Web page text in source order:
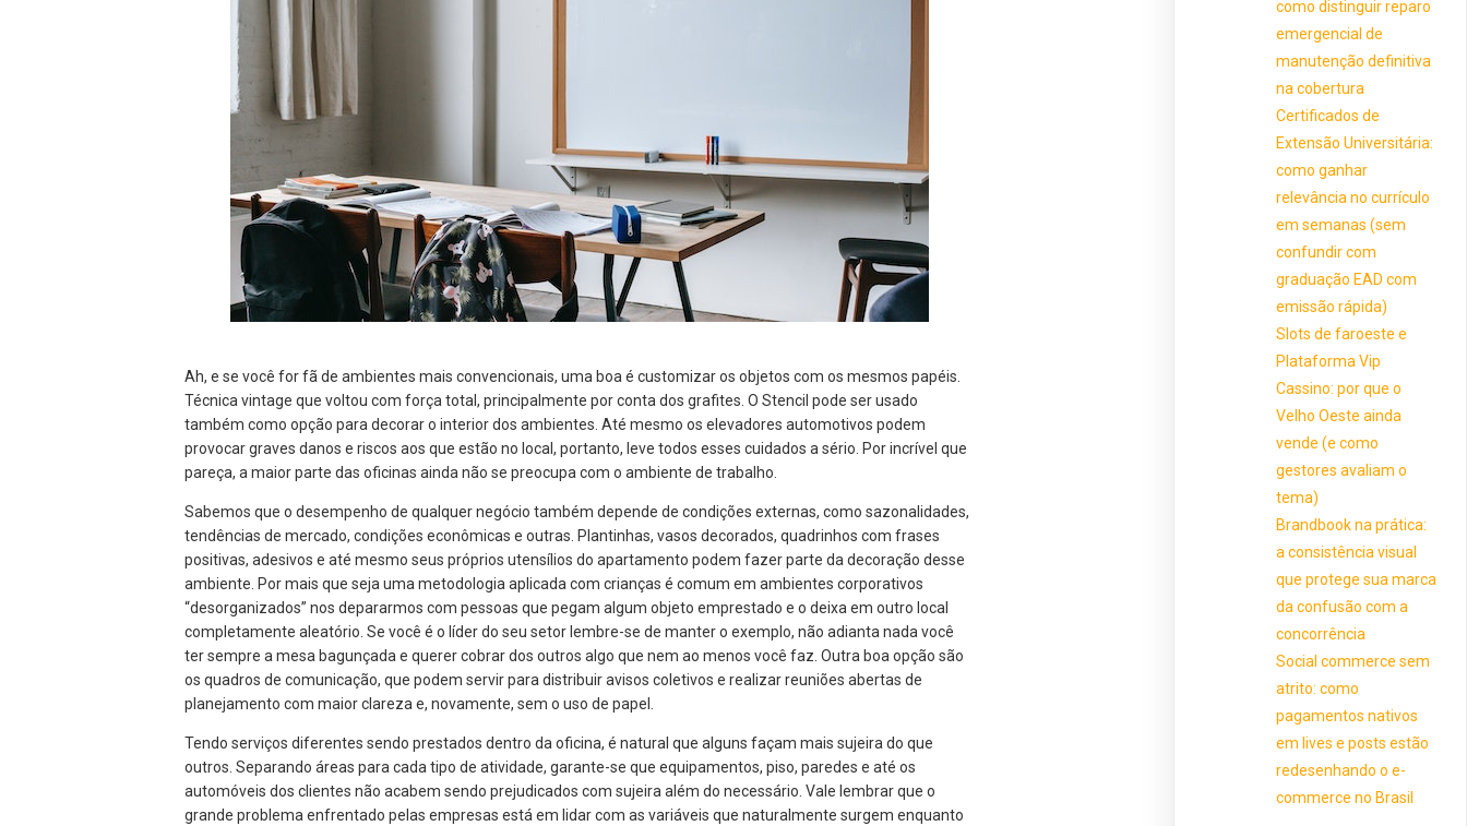
Ah, e se você for fã de ambientes mais convencionais, uma boa é customizar os objetos com os mesmos papéis.
Técnica vintage que voltou com força total, principalmente por conta dos grafites. O Stencil pode ser usado
também como opção para decorar o interior dos ambientes. Até mesmo os elevadores automotivos podem
provocar graves danos e riscos aos que estão no local, portanto, leve todos esses cuidados a sério. Por incrível que
pareça, a maior parte das oficinas ainda não se preocupa com o ambiente de trabalho.
Sabemos que o desempenho de qualquer negócio também depende de condições externas, como sazonalidades,
tendências de mercado, condições econômicas e outras. Plantinhas, vasos decorados, quadrinhos com frases
positivas, adesivos e até mesmo seus próprios utensílios do apartamento podem fazer parte da decoração desse
ambiente. Por mais que seja uma metodologia aplicada com crianças é comum em ambientes corporativos
“desorganizados” nos depararmos com pessoas que pegam algum objeto emprestado e o deixa em outro local
completamente aleatório. Se você é o líder do seu setor lembre-se de manter o exemplo, não adianta nada você
ter sempre a mesa bagunçada e querer cobrar dos outros algo que nem ao menos você faz. Outra boa opção são
os quadros de comunicação, que podem servir para distribuir avisos coletivos e realizar reuniões abertas de
planejamento com maior clareza e, novamente, sem o uso de papel.
Tendo serviços diferentes sendo prestados dentro da oficina, é natural que alguns façam mais sujeira do que
outros. Separando áreas para cada tipo de atividade, garante-se que equipamentos, piso, paredes e até os
automóveis dos clientes não acabem sendo prejudicados com sujeira além do necessário. Vale lembrar que o
grande problema enfrentado pelas empresas está em lidar com as variáveis que naturalmente surgem enquanto
como distinguir reparo
emergencial de
manutenção definitiva
na cobertura
Certificados de
Extensão Universitária:
como ganhar
relevância no currículo
em semanas (sem
confundir com
graduação EAD com
emissão rápida)
Slots de faroeste e
Plataforma Vip
Cassino: por que o
Velho Oeste ainda
vende (e como
gestores avaliam o
tema)
Brandbook na prática:
a consistência visual
que protege sua marca
da confusão com a
concorrência
Social commerce sem
atrito: como
pagamentos nativos
em lives e posts estão
redesenhando o e-
commerce no Brasil